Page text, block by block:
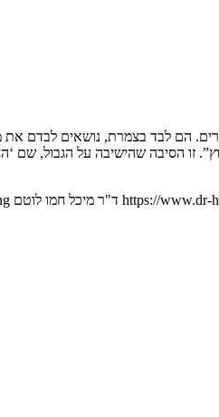
הם לבד בצמרת, נושאים
זו הסיבה שהישיבה על
https://www.dr- ד"ר מיכל חמו לוטם